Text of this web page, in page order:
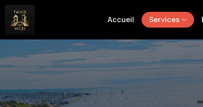
Accueil Services